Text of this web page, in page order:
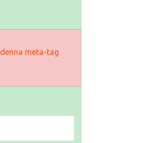
denna meta-tag